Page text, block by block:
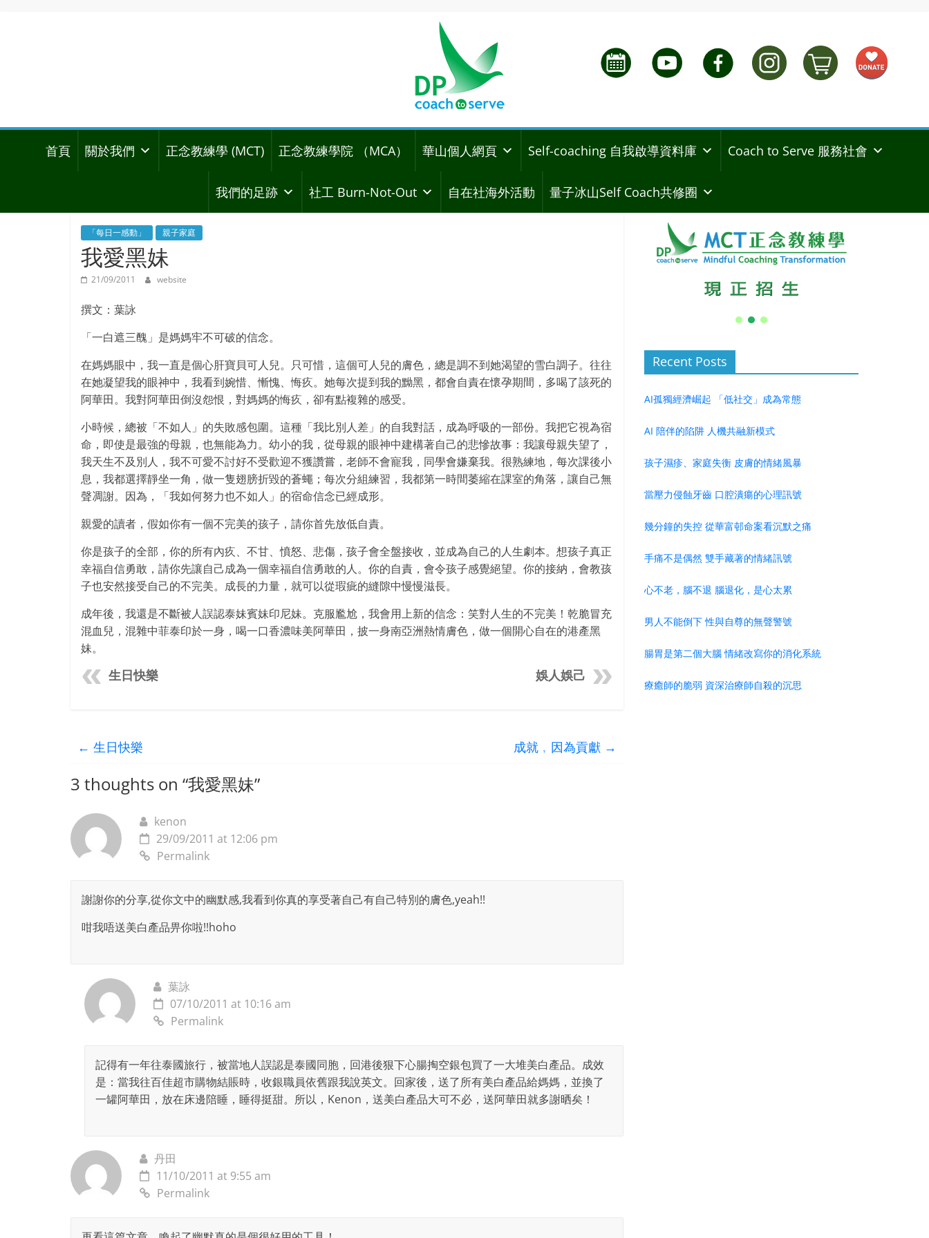
首頁 關於我們 正念教練學 (MCT) 正念教練學院 （MCA） 華山個人網頁 Self-coaching 自我啟導資料庫 Coach to Serve 服務社會
我們的足跡 社工 Burn-Not-Out 自在社海外活動 量子冰山Self Coach共修圈
「每日一感動」 親子家庭
我愛黑妹
21/09/2011 website
撰文：葉詠
「一白遮三醜」是媽媽牢不可破的信念。
在媽媽眼中，我一直是個心肝寶貝可人兒。只可惜，這個可人兒的膚色，總是調不到她渴望的雪白調子。往往
在她凝望我的眼神中，我看到婉惜、慚愧、悔疚。她每次提到我的黝黑，都會自責在懷孕期間，多喝了該死的
阿華田。我對阿華田倒沒怨恨，對媽媽的悔疚，卻有點複雜的感受。
小時候，總被「不如人」的失敗感包圍。這種「我比別人差」的自我對話，成為呼吸的一部份。我把它視為宿
命，即使是最強的母親，也無能為力。幼小的我，從母親的眼神中建構著自己的悲慘故事：我讓母親失望了，
我天生不及別人，我不可愛不討好不受歡迎不獲讚嘗，老師不會寵我，同學會嫌棄我。很熟練地，每次課後小
息，我都選擇靜坐一角，做一隻翅膀折毀的蒼蠅；每次分組練習，我都第一時間萎縮在課室的角落，讓自己無
聲凋謝。因為，「我如何努力也不如人」的宿命信念已經成形。
親愛的讀者，假如你有一個不完美的孩子，請你首先放低自責。
你是孩子的全部，你的所有內疚、不甘、憤怒、悲傷，孩子會全盤接收，並成為自己的人生劇本。想孩子真正
幸福自信勇敢，請你先讓自己成為一個幸福自信勇敢的人。你的自責，會令孩子感覺絕望。你的接納，會教孩
子也安然接受自己的不完美。成長的力量，就可以從瑕疵的縫隙中慢慢滋長。
成年後，我還是不斷被人誤認泰妹賓妹印尼妹。克服尷尬，我會用上新的信念：笑對人生的不完美！乾脆冒充
混血兒，混雜中菲泰印於一身，喝一口香濃味美阿華田，披一身南亞洲熱情膚色，做一個開心自在的港產黑
妹。
生日快樂 娛人娛己
← 生日快樂 成就﹐因為貢獻 →
3 thoughts on “我愛黑妹”
kenon
29/09/2011 at 12:06 pm
Permalink
謝謝你的分享,從你文中的幽默感,我看到你真的享受著自己有自己特別的膚色,yeah!!
咁我唔送美白產品畀你啦!!hoho
葉詠
07/10/2011 at 10:16 am
Permalink
記得有一年往泰國旅行，被當地人誤認是泰國同胞，回港後狠下心腸掏空銀包買了一大堆美白產品。成效
是：當我往百佳超市購物結賬時，收銀職員依舊跟我說英文。回家後，送了所有美白產品給媽媽，並換了
一罐阿華田，放在床邊陪睡，睡得挺甜。所以，Kenon，送美白產品大可不必，送阿華田就多謝晒矣！
丹田
11/10/2011 at 9:55 am
Permalink
Recent Posts
AI孤獨經濟崛起 「低社交」成為常態
AI 陪伴的陷阱 人機共融新模式
孩子濕疹、家庭失衡 皮膚的情緒風暴
當壓力侵蝕牙齒 口腔潰瘍的心理訊號
幾分鐘的失控 從華富邨命案看沉默之痛
手痛不是偶然 雙手藏著的情緒訊號
心不老，腦不退 腦退化，是心太累
男人不能倒下 性與自尊的無聲警號
腸胃是第二個大腦 情緒改寫你的消化系統
療癒師的脆弱 資深治療師自殺的沉思